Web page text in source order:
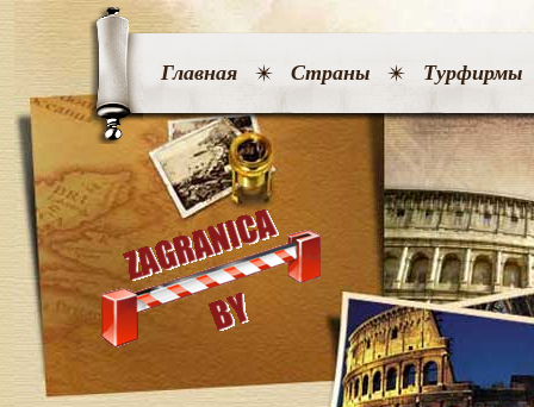
Главная Страны Турфирмы